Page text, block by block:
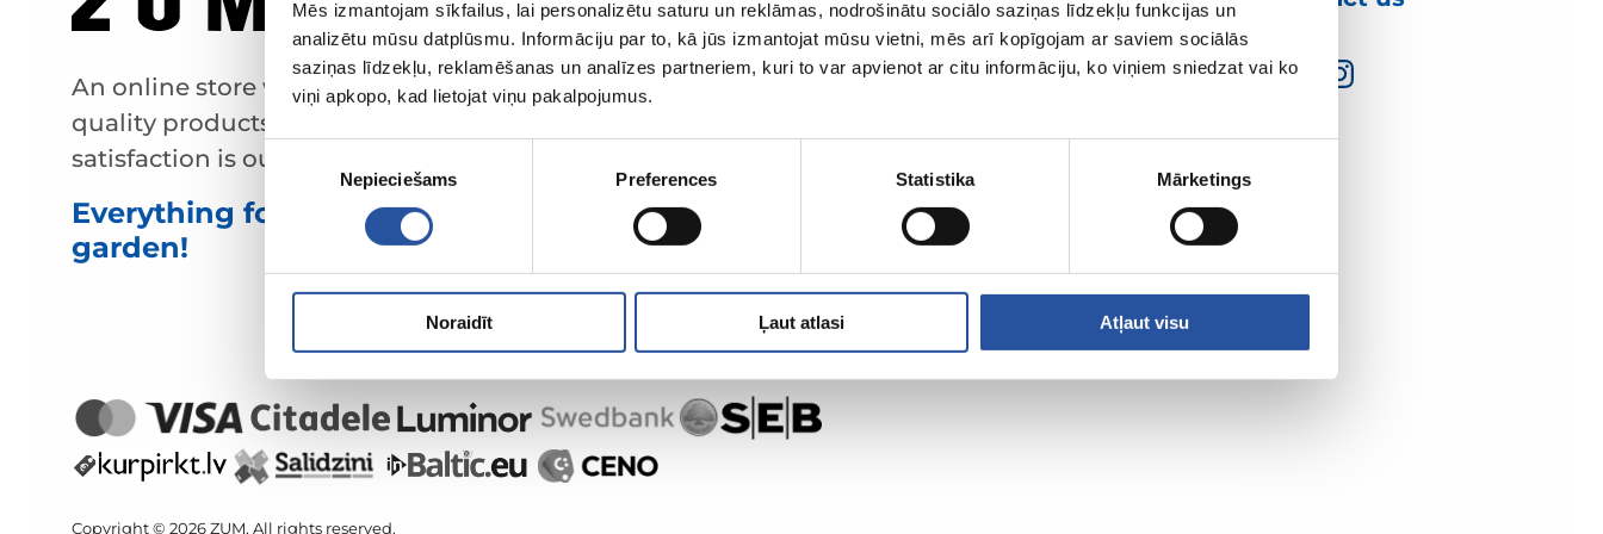
Mēs izmantojam sīkfailus, lai personalizētu saturu un reklāmas, nodrošinātu sociālo saziņas līdzekļu funkcijas un
analizētu mūsu datplūsmu. Informāciju par to, kā jūs izmantojat mūsu vietni, mēs arī kopīgojam ar saviem sociālās
saziņas līdzekļu, reklamēšanas un analīzes partneriem, kuri to var apvienot ar citu informāciju, ko viņiem sniedzat vai ko
viņi apkopo, kad lietojat viņu pakalpojumus.
Nepieciešams Preferences Statistika Mārketings
Noraidīt Ļaut atlasi Atļaut visu
An online store with great prices and
quality products, where customer
satisfaction is our main value.
Everything for your home and
garden!
Copyright © 2026 ZUM. All rights reserved.